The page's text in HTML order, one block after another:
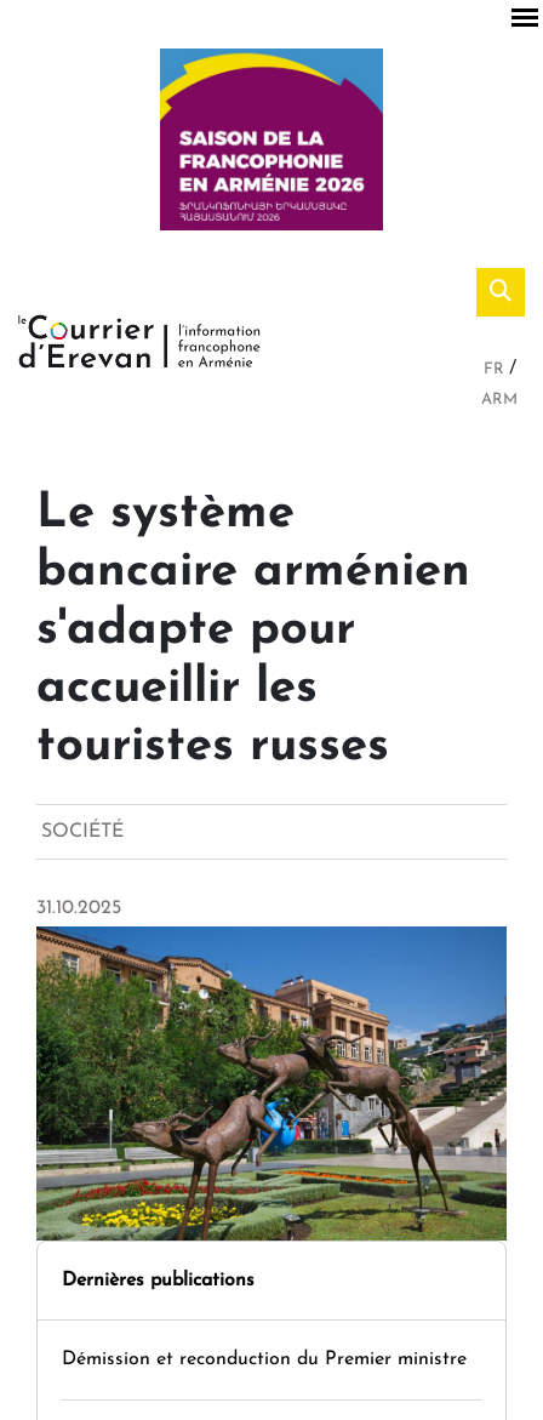
FR
ARM
Le système
bancaire arménien
s'adapte pour
accueillir les
touristes russes
SOCIÉTÉ
31.10.2025
Dernières publications
Démission et reconduction du Premier ministre